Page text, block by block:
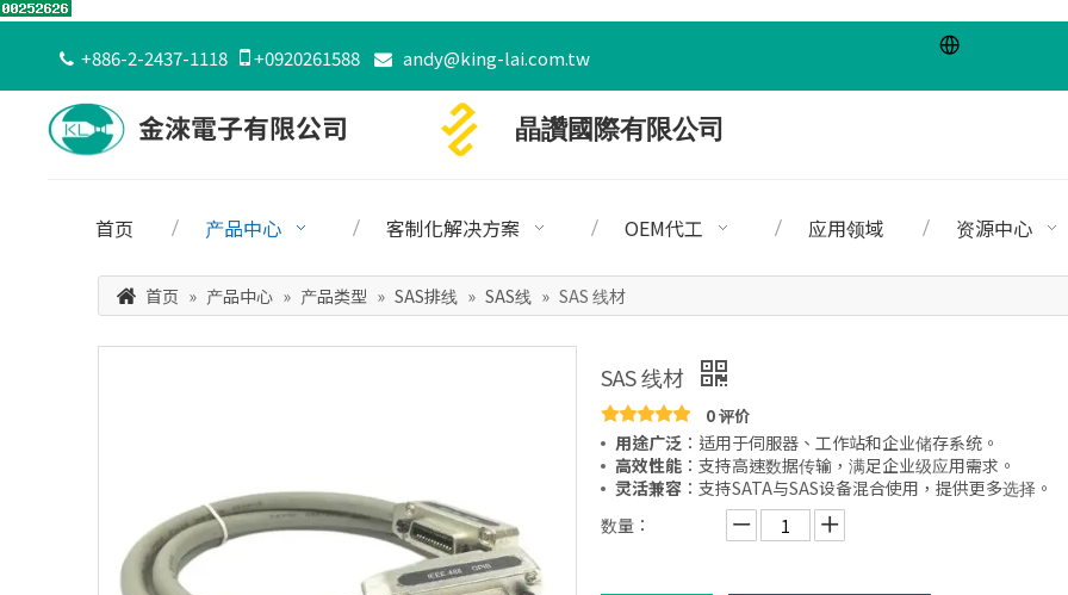
 +886-2-2437-1118 +0920261588  andy@king-lai.com.tw
首页 产品中心 客制化解决方案 OEM代工 应用领域 资源中心
首页 » 产品中心 » 产品类型 » SAS排线 » SAS线 » SAS 线材
SAS 线材
0 评价
用途广泛 ：适用于伺服器、工作站和企业储存系统。
高效性能 ：支持高速数据传输，满足企业级应用需求。
灵活兼容 ：支持SATA与SAS设备混合使用，提供更多选择。
数量：